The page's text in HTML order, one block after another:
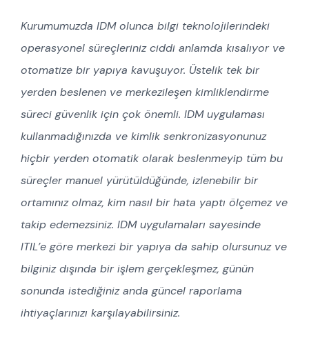
Kurumumuzda IDM olunca bilgi teknolojilerindeki
operasyonel süreçleriniz ciddi anlamda kısalıyor ve
otomatize bir yapıya kavuşuyor. Üstelik tek bir
yerden beslenen ve merkezileşen kimliklendirme
süreci güvenlik için çok önemli. IDM uygulaması
kullanmadığınızda ve kimlik senkronizasyonunuz
hiçbir yerden otomatik olarak beslenmeyip tüm bu
süreçler manuel yürütüldüğünde, izlenebilir bir
ortamınız olmaz, kim nasıl bir hata yaptı ölçemez ve
takip edemezsiniz. IDM uygulamaları sayesinde
ITIL’e göre merkezi bir yapıya da sahip olursunuz ve
bilginiz dışında bir işlem gerçekleşmez, günün
sonunda istediğiniz anda güncel raporlama
ihtiyaçlarınızı karşılayabilirsiniz.